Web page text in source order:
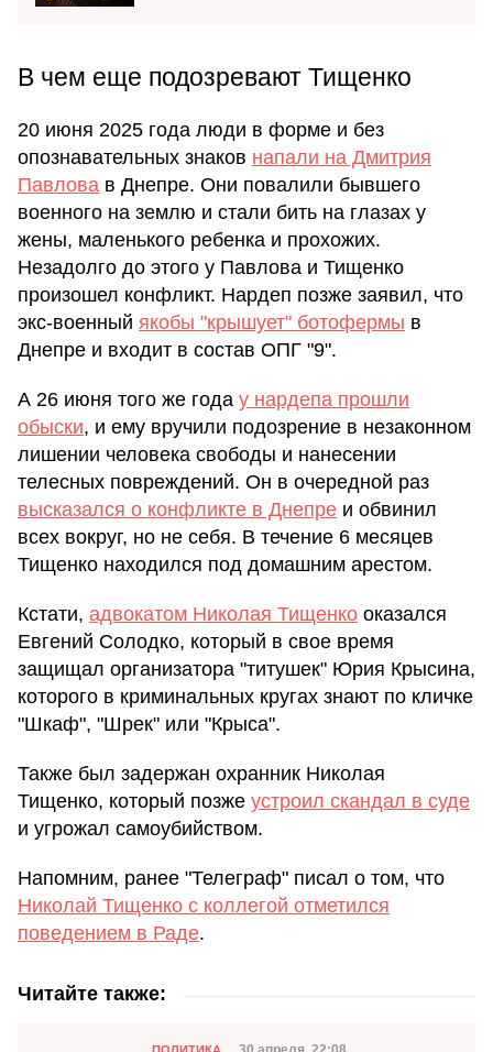
В чем еще подозревают Тищенко
20 июня 2025 года люди в форме и без
опознавательных знаков напали на Дмитрия
Павлова в Днепре. Они повалили бывшего
военного на землю и стали бить на глазах у
жены, маленького ребенка и прохожих.
Незадолго до этого у Павлова и Тищенко
произошел конфликт. Нардеп позже заявил, что
экс-военный якобы "крышует" ботофермы в
Днепре и входит в состав ОПГ "9".
А 26 июня того же года у нардепа прошли
обыски, и ему вручили подозрение в незаконном
лишении человека свободы и нанесении
телесных повреждений. Он в очередной раз
высказался о конфликте в Днепре и обвинил
всех вокруг, но не себя. В течение 6 месяцев
Тищенко находился под домашним арестом.
Кстати, адвокатом Николая Тищенко оказался
Евгений Солодко, который в свое время
защищал организатора "титушек" Юрия Крысина,
которого в криминальных кругах знают по кличке
"Шкаф", "Шрек" или "Крыса".
Также был задержан охранник Николая
Тищенко, который позже устроил скандал в суде
и угрожал самоубийством.
Напомним, ранее "Телеграф" писал о том, что
Николай Тищенко с коллегой отметился
поведением в Раде.
Читайте также:
Категория